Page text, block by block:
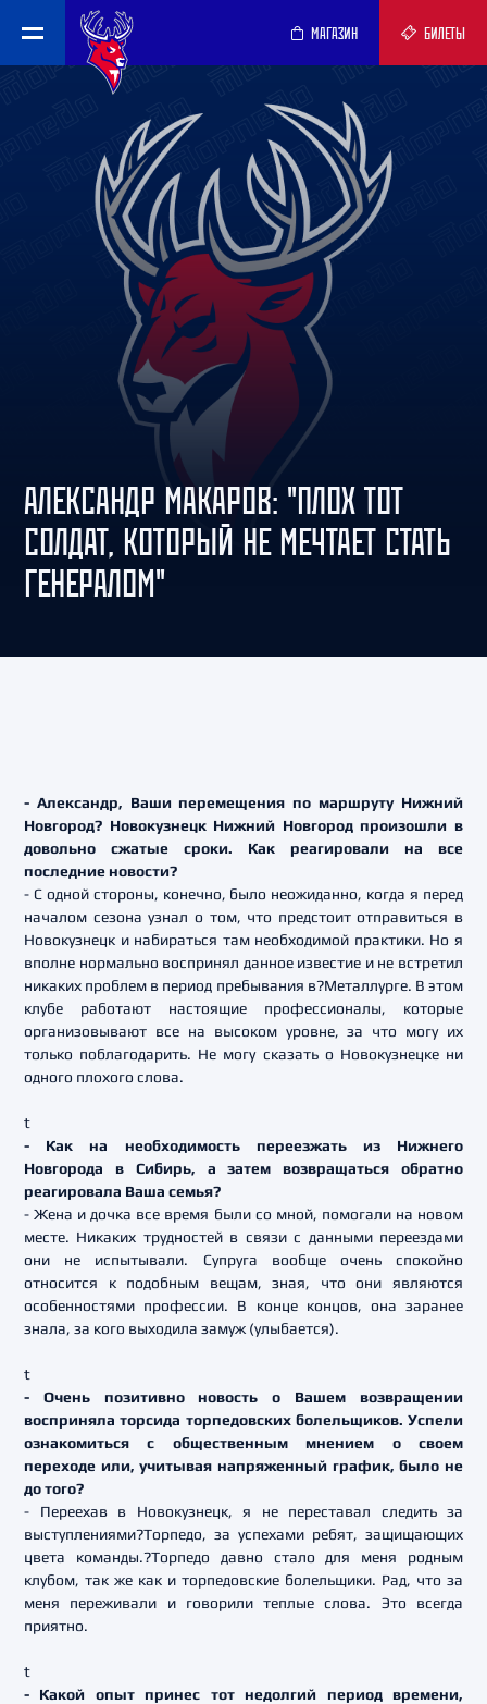
МАГАЗИН БИЛЕТЫ
АЛЕКСАНДР МАКАРОВ: "ПЛОХ ТОТ
СОЛДАТ, КОТОРЫЙ НЕ МЕЧТАЕТ СТАТЬ
ГЕНЕРАЛОМ"
- Александр, Ваши перемещения по маршруту Нижний
Новгород? Новокузнецк Нижний Новгород произошли в
довольно сжатые сроки. Как реагировали на все
последние новости?
- С одной стороны, конечно, было неожиданно, когда я перед
началом сезона узнал о том, что предстоит отправиться в
Новокузнецк и набираться там необходимой практики. Но я
вполне нормально воспринял данное известие и не встретил
никаких проблем в период пребывания в?Металлурге. В этом
клубе работают настоящие профессионалы, которые
организовывают все на высоком уровне, за что могу их
только поблагодарить. Не могу сказать о Новокузнецке ни
одного плохого слова.
t
- Как на необходимость переезжать из Нижнего
Новгорода в Сибирь, а затем возвращаться обратно
реагировала Ваша семья?
- Жена и дочка все время были со мной, помогали на новом
месте. Никаких трудностей в связи с данными переездами
они не испытывали. Супруга вообще очень спокойно
относится к подобным вещам, зная, что они являются
особенностями профессии. В конце концов, она заранее
знала, за кого выходила замуж (улыбается).
t
- Очень позитивно новость о Вашем возвращении
восприняла торсида торпедовских болельщиков. Успели
ознакомиться с общественным мнением о своем
переходе или, учитывая напряженный график, было не
до того?
- Переехав в Новокузнецк, я не переставал следить за
выступлениями?Торпедо, за успехами ребят, защищающих
цвета команды.?Торпедо давно стало для меня родным
клубом, так же как и торпедовские болельщики. Рад, что за
меня переживали и говорили теплые слова. Это всегда
приятно.
t
- Какой опыт принес тот недолгий период времени,